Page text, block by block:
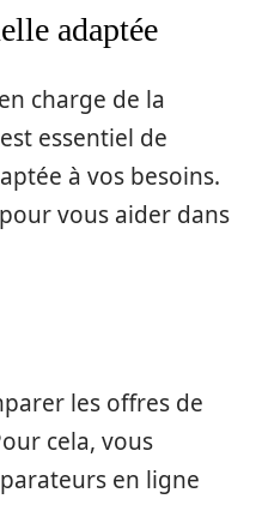
adaptée
charge de la
essentiel de
à vos besoins.
vous aider dans
les offres de
cela, vous
en ligne